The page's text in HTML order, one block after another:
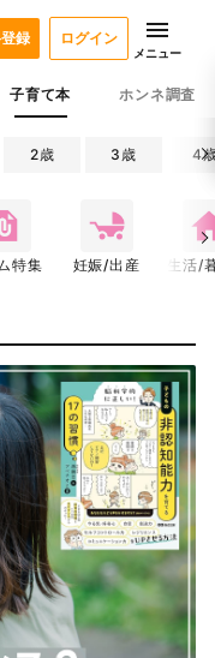
子育て本 ホンネ調査
録 ログイン
メニュー
2歳 3歳 4
特集 妊娠/出産 生活/